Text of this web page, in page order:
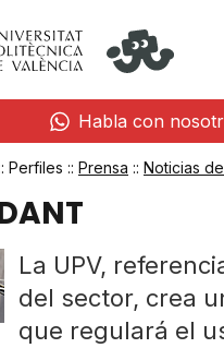
Habla con
:: Perfiles :: Prensa :: Noticias
La UPV,
del sector, crea
que regulará el